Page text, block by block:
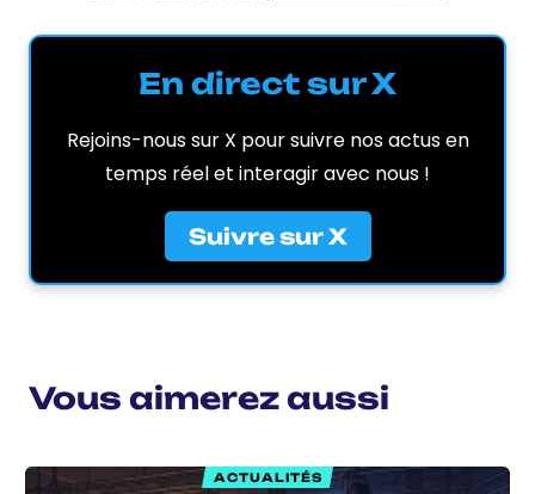
En direct sur X
Rejoins-nous sur X pour suivre nos actus en
temps réel et interagir avec nous !
Suivre sur X
Vous aimerez aussi
ACTUALITÉS